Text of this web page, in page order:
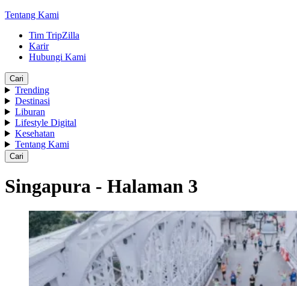
Tentang Kami
Tim TripZilla
Karir
Hubungi Kami
Cari
Trending
Destinasi
Liburan
Lifestyle Digital
Kesehatan
Tentang Kami
Cari
Singapura - Halaman 3